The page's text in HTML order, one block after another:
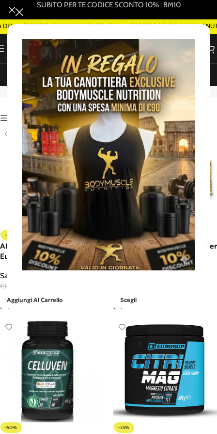
SUBITO PER TE CODICE SCONTO 10% : BM10
SPEDIZIONE RAPIDA IN TUTTA ITALIA - CODICE SCONTO DI BENVENUTO
ORDINA SMART DELIVERY SU WHATSAPP (ROMA)
EUROSUP
Attiva Filtri
-40%
ALOE VERA C+E 60 cpr -
Eurosup
Salute e benessere
€14,90
Aggiungi Al Carrello
Barette proteiche keto wafer
– Eurosup
Scegli
-50% -25%